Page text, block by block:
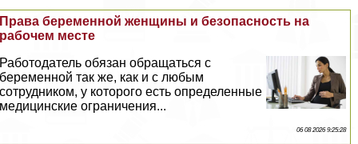
Права беременной женщины и безопасность на
рабочем месте
Работодатель обязан обращаться с
беременной так же, как и с любым
сотрудником, у которого есть определенные
медицинские ограничения...
06 08 2026 9:25:28